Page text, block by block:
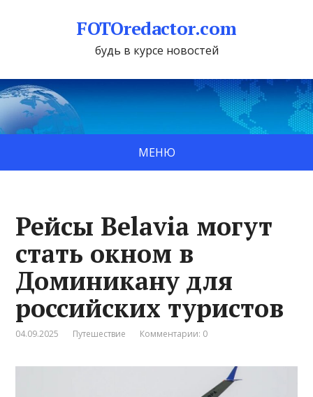
FOTOredactor.com
будь в курсе новостей
МЕНЮ
Рейсы Belavia могут
стать окном в
Доминикану для
российских туристов
04.09.2025 Путешествие Комментарии: 0